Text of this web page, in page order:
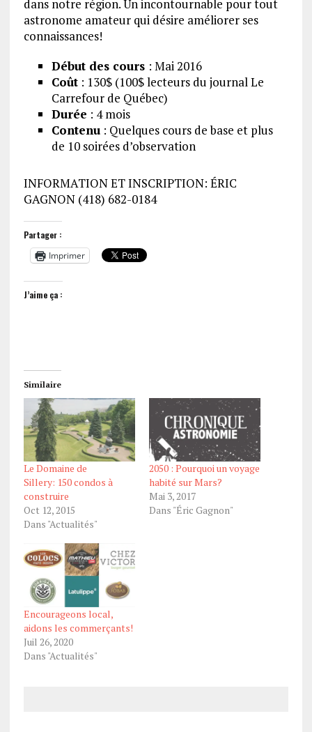
dans notre région. Un incontournable pour tout
astronome amateur qui désire améliorer ses
connaissances!
Début des cours : Mai 2016
Coût: 130$ (100$ lecteurs du journal Le
Carrefour de Québec)
Durée : 4 mois
Contenu: Quelques cours de base et plus
de 10 soirées d’observation
INFORMATION ET INSCRIPTION: ÉRIC
GAGNON (418) 682-0184
Partager :
Imprimer
J’aime ça :
Similaire
Le Domaine de
Sillery: 150 condos à
construire
Oct 12, 2015
Dans "Actualités"
2050 : Pourquoi un voyage
habité sur Mars?
Mai 3, 2017
Dans "Éric Gagnon"
Encourageons local,
aidons les commerçants!
Juil 26, 2020
Dans "Actualités"